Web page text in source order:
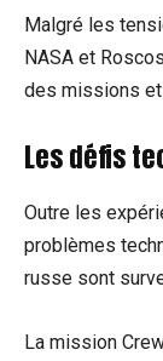
Malgré les
NASA et
des missions et
Les défis
Outre les
problèmes
russe sont
La mission